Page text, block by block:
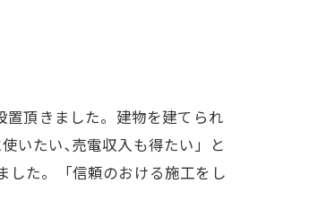
置頂きました。建物を建てられ
いたい､売電収入も得たい」と
した。「信頼のおける施工をし